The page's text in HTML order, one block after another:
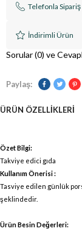
Telefonla Sipariş
İndirimli Ürün
Sorular (0) ve
Paylaş:
ÜRÜN ÖZELLIKLERI
Özet Bilgi:
Takviye edici gıda
Kullanım Önerisi :
Tasviye edilen günlük
şeklindedir.
Ürün Besin Değerleri: